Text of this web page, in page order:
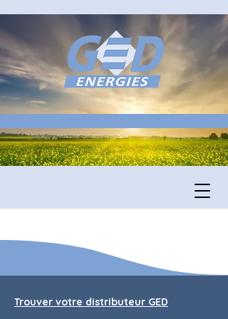
Trouver votre distributeur GED